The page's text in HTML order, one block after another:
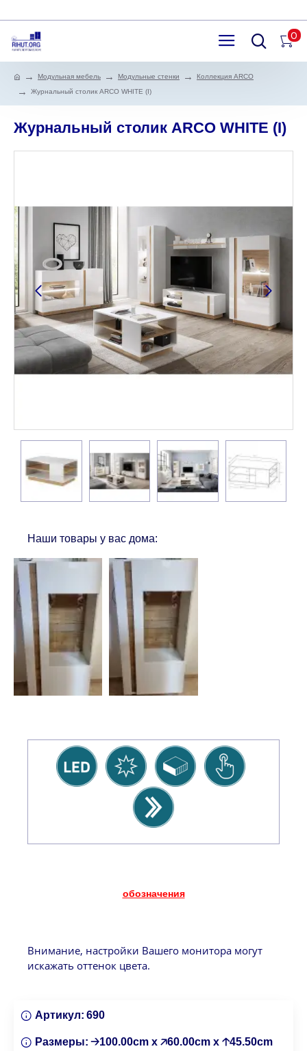
0
Модульная мебель Модульные стенки
Коллекция ARCO
Журнальный столик ARCO WHITE (I)
Журнальный столик ARCO WHITE (I)
Наши товары у вас дома:
обозначения
Внимание, настройки Вашего монитора могут
искажать оттенок цвета.
Артикул: 690
Размеры: 🡢100.00cm x 🡥60.00cm x 🡡45.50cm